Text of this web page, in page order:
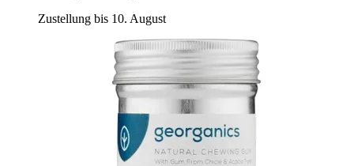
Zustellung bis 10. August